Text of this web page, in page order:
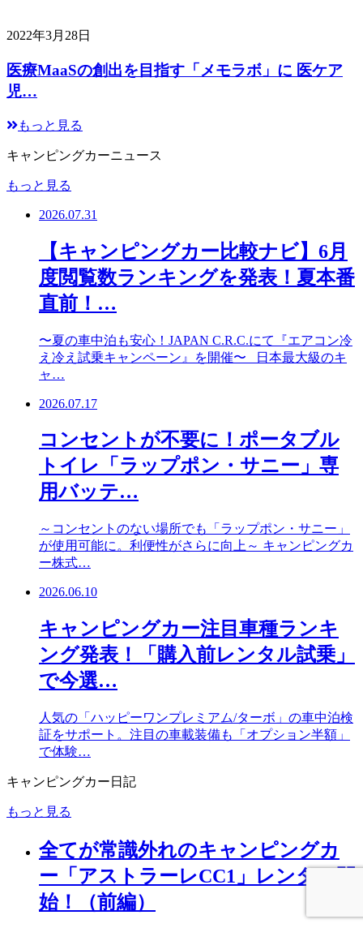
2022年3月28日
医療MaaSの創出を目指す「メモラボ」に 医ケア
児…
もっと見る
キャンピングカーニュース
もっと見る
2026.07.31
【キャンピングカー比較ナビ】6月
度閲覧数ランキングを発表！夏本番
直前！…
〜夏の車中泊も安心！JAPAN C.R.C.にて『エアコン冷
え冷え試乗キャンペーン』を開催〜 日本最大級のキ
ャ…
2026.07.17
コンセントが不要に！ポータブル
トイレ「ラップポン・サニー」専
用バッテ…
～コンセントのない場所でも「ラップポン・サニー」
が使用可能に。利便性がさらに向上～ キャンピングカ
ー株式…
2026.06.10
キャンピングカー注目車種ランキ
ング発表！「購入前レンタル試乗」
で今選…
人気の「ハッピーワンプレミアム/ターボ」の車中泊検
証をサポート。注目の車載装備も「オプション半額」
で体験…
キャンピングカー日記
もっと見る
全てが常識外れのキャンピングカ
ー「アストラーレCC1」レンタル開
始！（前編）